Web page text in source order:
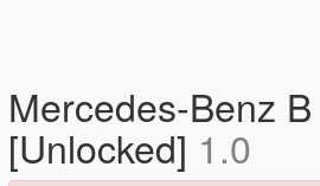
Mercedes-Benz
[Unlocked] 1.0